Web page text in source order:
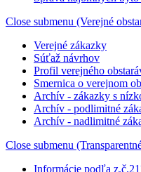
Close submenu (Verejné
Verejné zákazky
Súťaž návrhov
Profil verejného
Smernica o verejnom
Archív - zákazky s
Archív - podlimitné
Archív - nadlimitné
Close submenu
Informácie podľa